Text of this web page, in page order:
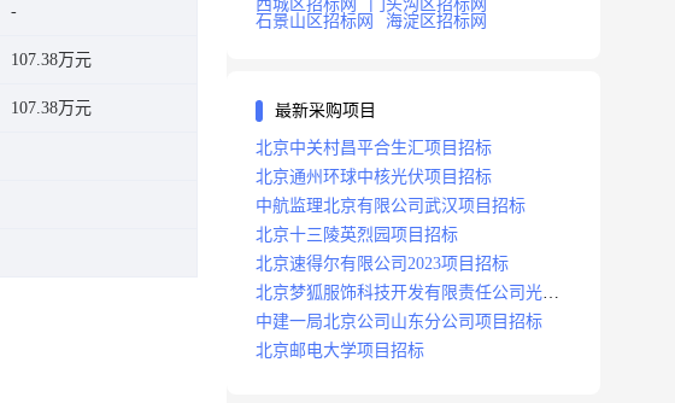
107.38万元
107.38万元
西城区招标网
门头沟区招标网
石景山区招标网
海淀区招标网
最新采购项目
北京中关村昌平合生汇项目招标
北京通州环球中核光伏项目招标
中航监理北京有限公司武汉项目招标
北京十三陵英烈园项目招标
北京速得尔有限公司2023项目招标
北京梦狐服饰科技开发有限责任公司光绿
能项目招标公告
中建一局北京公司山东分公司项目招标
北京邮电大学项目招标